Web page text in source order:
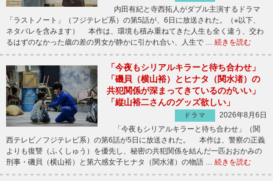
内田有紀と寺西拓人がダブル主演するドラマ
「ラストノート」（フジテレビ系）の第5話が、6日に放送された。（※以下、
ネタバレを含みます） 本作は、環境も積み重ねてきた人生も全く違う、交わ
るはずのなかった歳の差の男女が静かに引かれ合い、人生で … 続きを読む
「今夜もシリアルキラーと待ち合わせ」
「磯貝（横山裕）とヒナタ（関水渚）の
共犯関係が深まってきているのがいい」
「縦山裕二さんのグッズ欲しい」
ドラマ
2026年8月6日
「今夜もシリアルキラーと待ち合わせ」（関
西テレビ／フジテレビ系）の第6話が5日に放送された。 本作は、警察の正義
よりも復讐（ふくしゅう）を優先し、秘密の共犯関係を結んだ一匹おおかみの
刑事・磯貝（横山裕）と第六感女子ヒナタ（関水渚）の物語 … 続きを読む